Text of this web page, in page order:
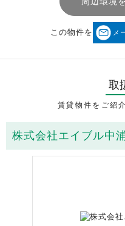
この物件を メ
取
賃貸物件をご紹
株式会社エイブル中